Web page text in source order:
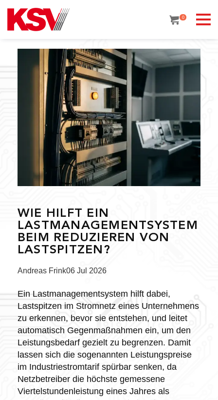
content
0
WIE HILFT EIN
LASTMANAGEMENTSYSTEM
BEIM REDUZIEREN VON
LASTSPITZEN?
Posted
Andreas Frink06 Jul 2026
Ein Lastmanagementsystem hilft dabei,
Lastspitzen im Stromnetz eines Unternehmens
zu erkennen, bevor sie entstehen, und leitet
automatisch Gegenmaßnahmen ein, um den
Leistungsbedarf gezielt zu begrenzen. Damit
lassen sich die sogenannten Leistungspreise
im Industriestromtarif spürbar senken, da
Netzbetreiber die höchste gemessene
Viertelstundenleistung eines Jahres als